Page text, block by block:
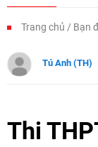
Trang chủ Bạn
Tú Anh (TH)
Thi